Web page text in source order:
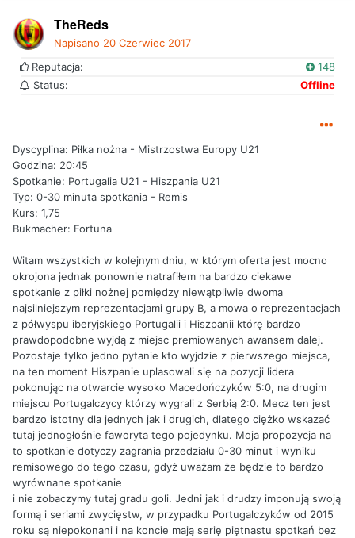
TheReds
Napisano 20 Czerwiec 2017
Reputacja:
148
Status:
Offline
Dyscyplina: Piłka nożna - Mistrzostwa Europy U21
Godzina: 20:45
Spotkanie: Portugalia U21 - Hiszpania U21
Typ: 0-30 minuta spotkania - Remis
Kurs: 1,75
Bukmacher: Fortuna
Witam wszystkich w kolejnym dniu, w którym oferta jest mocno
okrojona jednak ponownie natrafiłem na bardzo ciekawe
spotkanie z piłki nożnej pomiędzy niewątpliwie dwoma
najsilniejszym reprezentacjami grupy B, a mowa o reprezentacjach
z półwyspu iberyjskiego Portugalii i Hiszpanii którę bardzo
prawdopodobne wyjdą z miejsc premiowanych awansem dalej.
Pozostaje tylko jedno pytanie kto wyjdzie z pierwszego miejsca,
na ten moment Hiszpanie uplasowali się na pozycji lidera
pokonując na otwarcie wysoko Macedończyków 5:0, na drugim
miejscu Portugalczycy którzy wygrali z Serbią 2:0. Mecz ten jest
bardzo istotny dla jednych jak i drugich, dlatego ciężko wskazać
tutaj jednogłośnie faworyta tego pojedynku. Moja propozycja na
to spotkanie dotyczy zagrania przedziału 0-30 minut i wyniku
remisowego do tego czasu, gdyż uważam że będzie to bardzo
wyrównane spotkanie
i nie zobaczymy tutaj gradu goli. Jedni jak i drudzy imponują swoją
formą i seriami zwycięstw, w przypadku Portugalczyków od 2015
roku są niepokonani i na koncie mają serię piętnastu spotkań bez